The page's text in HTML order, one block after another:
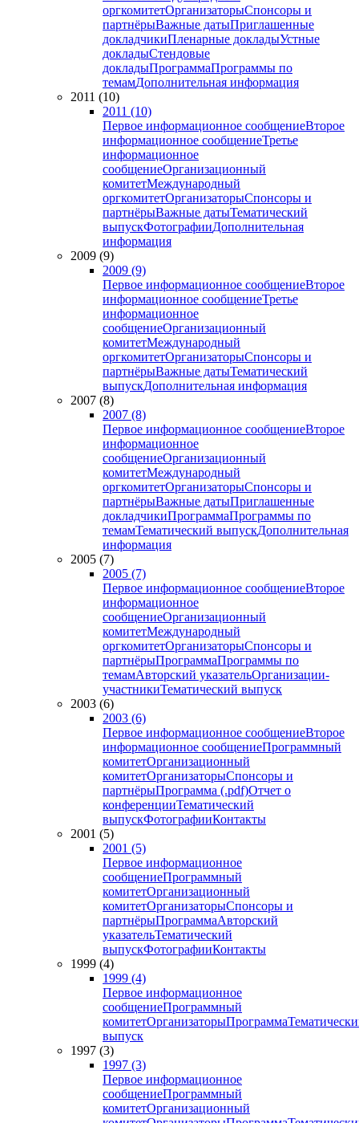
оргкомитетОрганизаторыСпонсоры и
партнёрыВажные датыПриглашенные
докладчикиПленарные докладыУстные
докладыСтендовые
докладыПрограммаПрограммы по
темамДополнительная информация
2011 (10)
2011 (10)
Первое информационное сообщениеВторое
информационное сообщениеТретье
информационное
сообщениеОрганизационный
комитетМеждународный
оргкомитетОрганизаторыСпонсоры и
партнёрыВажные датыТематический
выпускФотографииДополнительная
информация
2009 (9)
2009 (9)
Первое информационное сообщениеВторое
информационное сообщениеТретье
информационное
сообщениеОрганизационный
комитетМеждународный
оргкомитетОрганизаторыСпонсоры и
партнёрыВажные датыТематический
выпускДополнительная информация
2007 (8)
2007 (8)
Первое информационное сообщениеВторое
информационное
сообщениеОрганизационный
комитетМеждународный
оргкомитетОрганизаторыСпонсоры и
партнёрыВажные датыПриглашенные
докладчикиПрограммаПрограммы по
темамТематический выпускДополнительная
информация
2005 (7)
2005 (7)
Первое информационное сообщениеВторое
информационное
сообщениеОрганизационный
комитетМеждународный
оргкомитетОрганизаторыСпонсоры и
партнёрыПрограммаПрограммы по
темамАвторский указательОрганизации-
участникиТематический выпуск
2003 (6)
2003 (6)
Первое информационное сообщениеВторое
информационное сообщениеПрограммный
комитетОрганизационный
комитетОрганизаторыСпонсоры и
партнёрыПрограмма (.pdf)Отчет о
конференцииТематический
выпускФотографииКонтакты
2001 (5)
2001 (5)
Первое информационное
сообщениеПрограммный
комитетОрганизационный
комитетОрганизаторыСпонсоры и
партнёрыПрограммаАвторский
указательТематический
выпускФотографииКонтакты
1999 (4)
1999 (4)
Первое информационное
сообщениеПрограммный
комитетОрганизаторыПрограмма
выпуск
1997 (3)
1997 (3)
Первое информационное
сообщениеПрограммный
комитетОрганизационный